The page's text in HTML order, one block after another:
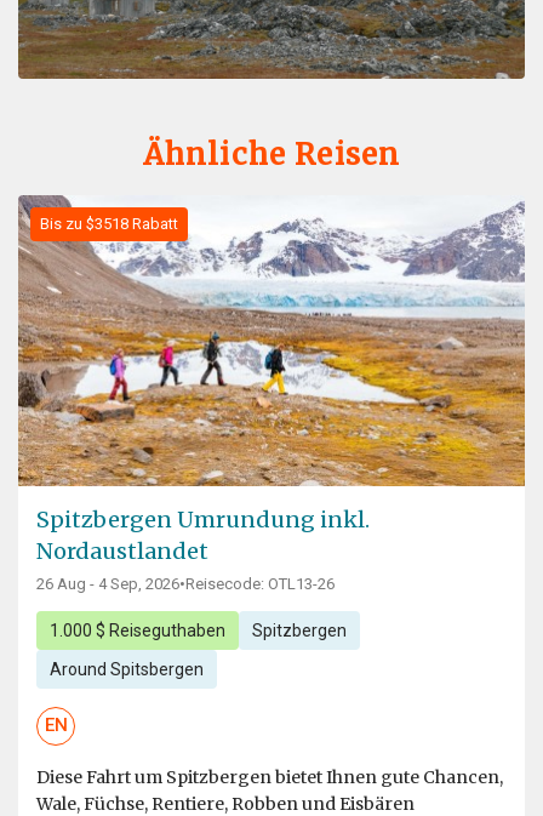
Ähnliche Reisen
Bis zu $3518 Rabatt
Spitzbergen Umrundung inkl.
Nordaustlandet
26 Aug - 4 Sep, 2026•Reisecode: OTL13-26
1.000 $ Reiseguthaben Spitzbergen
Around Spitsbergen
EN
Diese Fahrt um Spitzbergen bietet Ihnen gute Chancen,
Wale, Füchse, Rentiere, Robben und Eisbären